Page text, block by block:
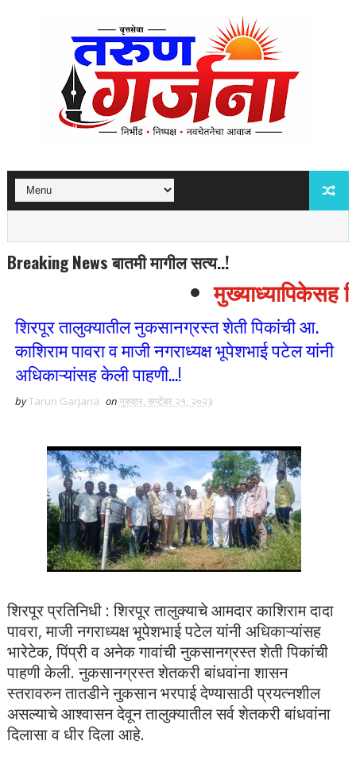
Breaking News बातमी मागील सत्य..!
मुख्याध्यापिकेसह
शिरपूर तालुक्यातील नुकसानग्रस्त शेती पिकांची आ.
काशिराम पावरा व माजी नगराध्यक्ष भूपेशभाई पटेल यांनी
अधिकाऱ्यांसह केली पाहणी...!
byTarun Garjana onगुरुवार, सप्टेंबर २१, २०२३
शिरपूर प्रतिनिधी : शिरपूर तालुक्याचे आमदार काशिराम दादा
पावरा, माजी नगराध्यक्ष भूपेशभाई पटेल यांनी अधिकाऱ्यांसह
भारेटेक, पिंप्री व अनेक गावांची नुकसानग्रस्त शेती पिकांची
पाहणी केली. नुकसानग्रस्त शेतकरी बांधवांना शासन
स्तरावरुन तातडीने नुकसान भरपाई देण्यासाठी प्रयत्नशील
असल्याचे आश्वासन देवून तालुक्यातील सर्व शेतकरी बांधवांना
दिलासा व धीर दिला आहे.